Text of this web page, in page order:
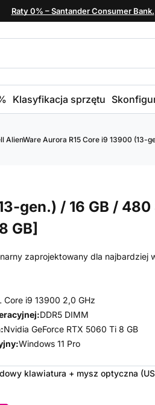
Raty 0% – Santander Consumer Bank.
Klasyfikacja sprzętu
AlienWare Aurora R15 Core i9 13900 (13-
gen.) / 16 GB / 480
GB]
zaprojektowany dla najbardziej
Core i9 13900 2,0 GHz
DDR5 DIMM
Nvidia GeForce RTX 5060 Ti 8 GB
Windows 11 Pro
klawiatura + mysz optyczna